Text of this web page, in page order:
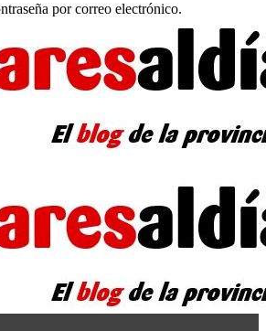
por correo electrónico.